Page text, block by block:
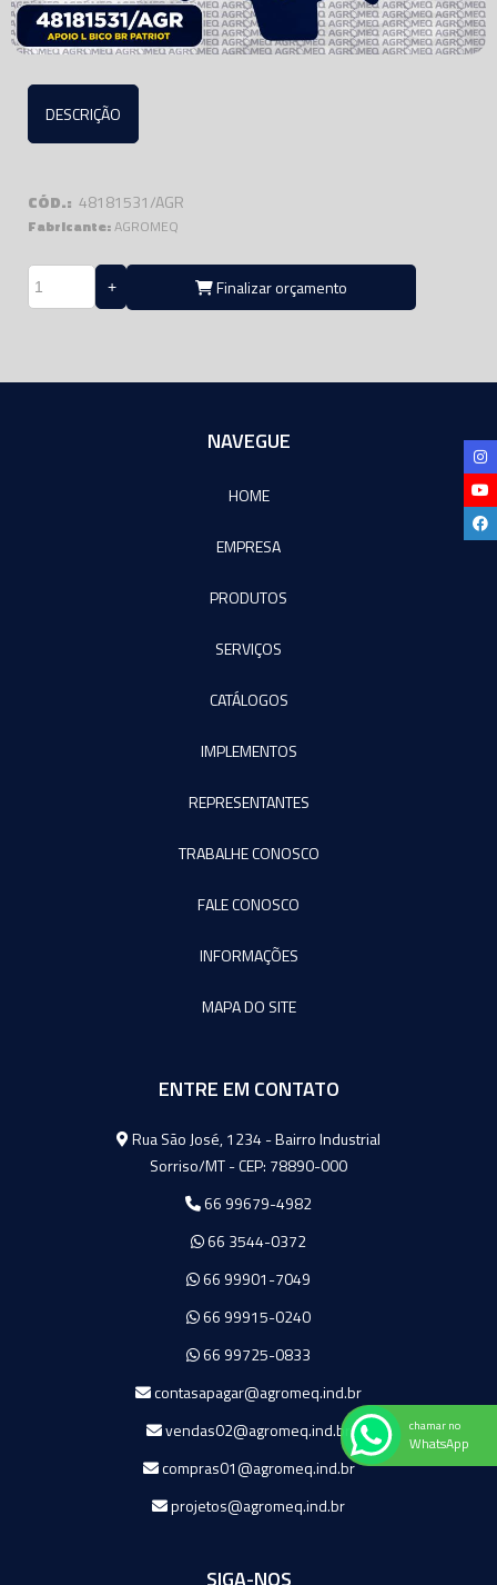
DESCRIÇÃO
CÓD.: 48181531/AGR
Fabricante:AGROMEQ
Finalizar orçamento
NAVEGUE
HOME
EMPRESA
PRODUTOS
SERVIÇOS
CATÁLOGOS
IMPLEMENTOS
REPRESENTANTES
TRABALHE CONOSCO
FALE CONOSCO
INFORMAÇÕES
MAPA DO SITE
ENTRE EM CONTATO
Agromeq
Rua São José, 1234 - Bairro Industrial
Sorriso/MT - CEP: 78890-000
66 99679-4982
66 3544-0372
66 99901-7049
66 99915-0240
66 99725-0833
contasapagar@agromeq.ind.br
vendas02@agromeq.ind.br
compras01@agromeq.ind.br
projetos@agromeq.ind.br
chamar no
WhatsApp